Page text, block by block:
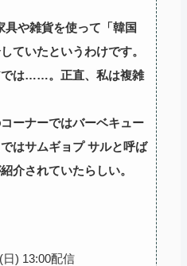
や雑貨を使って「韓国
ていたというわけです。
では……。正直、私は複雑
ーナーではバーベキュー
はサムギョプ サルと呼ば
介されていたらしい。
) 13:00配信